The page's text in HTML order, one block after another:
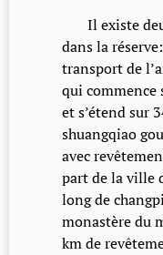
Il existe
dans la
transport de
qui commence
et s’étend sur
shuangqiao
avec
part de la ville
long de
monastère du
km de